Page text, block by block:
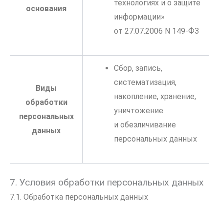
основания
технологиях и о защите
информации»
от 27.07.2006 N 149-ФЗ
Виды
обработки
персональных
данных
Сбор, запись,
систематизация,
накопление, хранение,
уничтожение
и обезличивание
персональных данных
7. Условия обработки персональных данных
7.1. Обработка персональных данных